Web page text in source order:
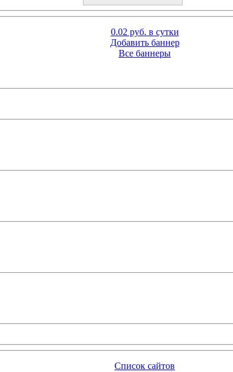
0.02 руб. в сутки
Добавить баннер
Все баннеры
Список сайтов